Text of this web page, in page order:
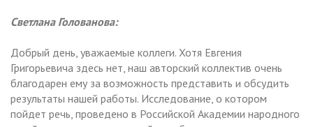
Светлана Голованова:
Добрый день, уважаемые коллеги. Хотя Евгения
Григорьевича здесь нет, наш авторский коллектив очень
благодарен ему за возможность представить и обсудить
результаты нашей работы. Исследование, о котором
пойдет речь, проведено в Российской Академии народного